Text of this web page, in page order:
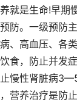
就是生命!早期
防。一级预防
、高血压、各
食，防止并发
慢性肾脏病
营养治疗是防